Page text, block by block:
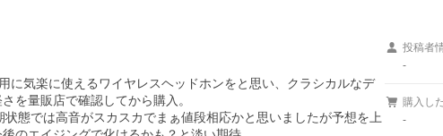
に気楽に使えるワイヤレスヘッドホンをと思い、クラシカルなデ
を量販店で確認してから購入。
態では高音がスカスカでまぁ値段相応かと思いましたが予想を上
投稿者
-
購入し
-